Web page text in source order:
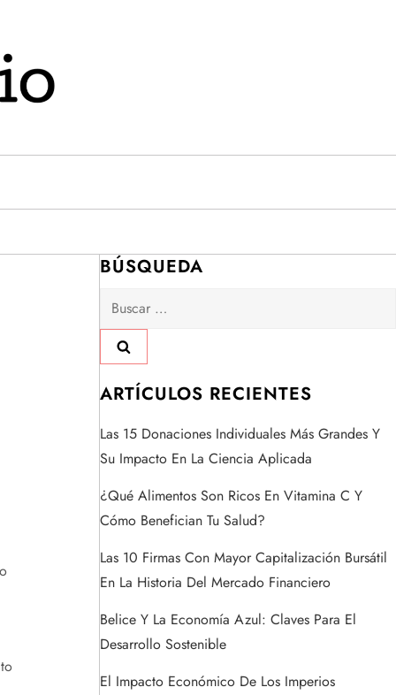
BÚSQUEDA
Buscar:
ARTÍCULOS RECIENTES
Las 15 Donaciones Individuales Más Grandes Y
Su Impacto En La Ciencia Aplicada
¿Qué Alimentos Son Ricos En Vitamina C Y
Cómo Benefician Tu Salud?
Las 10 Firmas Con Mayor Capitalización Bursátil
En La Historia Del Mercado Financiero
Belice Y La Economía Azul: Claves Para El
Desarrollo Sostenible
El Impacto Económico De Los Imperios